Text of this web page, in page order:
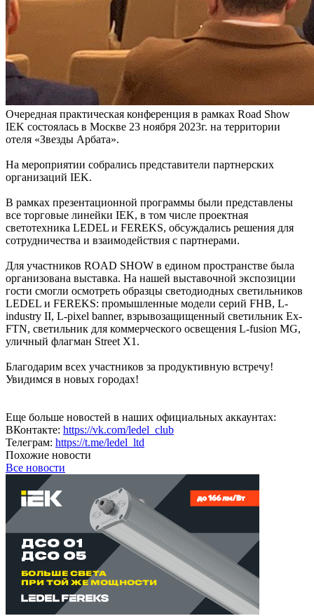
Очередная практическая конференция в рамках Road Show
IEK состоялась в Москве 23 ноября 2023г. на территории
отеля «Звезды Арбата».
На мероприятии собрались представители партнерских
организаций IEK.
В рамках презентационной программы были представлены
все торговые линейки IEK, в том числе проектная
светотехника LEDEL и FEREKS, обсуждались решения для
сотрудничества и взаимодействия с партнерами.
Для участников ROAD SHOW в едином пространстве была
организована выставка. На нашей выставочной экспозиции
гости смогли осмотреть образцы светодиодных светильников
LEDEL и FEREKS: промышленные модели серий FHB, L-
industry II, L-pixel banner, взрывозащищенный светильник Ex-
FTN, светильник для коммерческого освещения L-fusion MG,
уличный флагман Street X1.
Благодарим всех участников за продуктивную встречу!
Увидимся в новых городах!
Еще больше новостей в наших официальных аккаунтах:
ВКонтакте: https://vk.com/ledel_club
Телеграм: https://t.me/ledel_ltd
Похожие новости
Все новости